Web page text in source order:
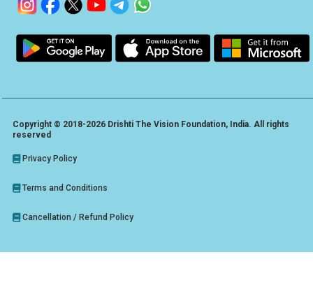
Copyright © 2018-2026 Drishti The Vision Foundation, India. All rights
reserved
Privacy Policy
Terms and Conditions
Cancellation / Refund Policy